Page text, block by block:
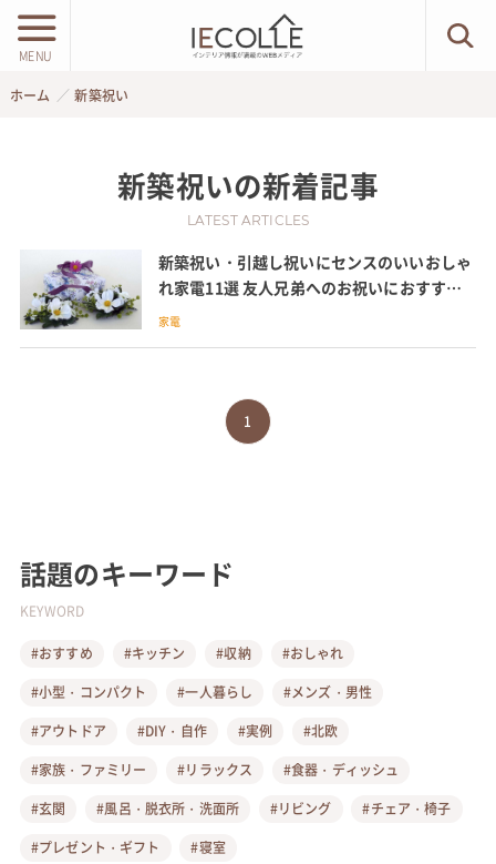
MENU
ホーム 新築祝い
新築祝いの新着記事
LATEST ARTICLES
新築祝い・引越し祝いにセンスのいいおしゃ
れ家電11選 友人兄弟へのお祝いにおすすめ
のしの種類やマナーも
家電
1
話題のキーワード
KEYWORD
#おすすめ #キッチン #収納
#おしゃれ
#小型・コンパクト
#一人暮らし
#メンズ・男性
#アウトドア
#DIY・自作 #実例
#北欧
#家族・ファミリー
#リラックス
#食器・ディッシュ
#玄関
#風呂・脱衣所・洗面所 #リビング
#チェア・椅子
#プレゼント・ギフト
#寝室